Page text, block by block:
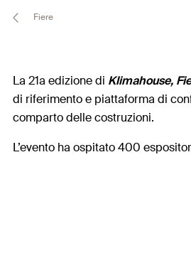
Fiere
La 21a edizione di Klimahouse,
di riferimento e piattaforma di
comparto delle costruzioni.
L’evento ha ospitato 400